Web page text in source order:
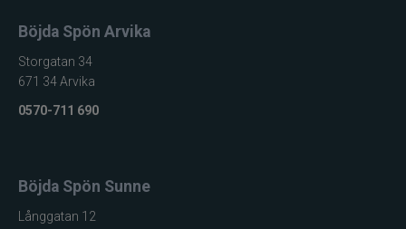
Böjda Spön Arvika
Storgatan 34
671 34 Arvika
0570-711 690
Böjda Spön Sunne
Långgatan 12